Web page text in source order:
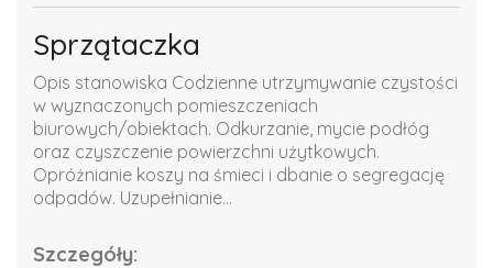
Sprzątaczka
Opis stanowiska Codzienne utrzymywanie czystości
w wyznaczonych pomieszczeniach
biurowych/obiektach. Odkurzanie, mycie podłóg
oraz czyszczenie powierzchni użytkowych.
Opróżnianie koszy na śmieci i dbanie o segregację
odpadów. Uzupełnianie...
Szczegóły: